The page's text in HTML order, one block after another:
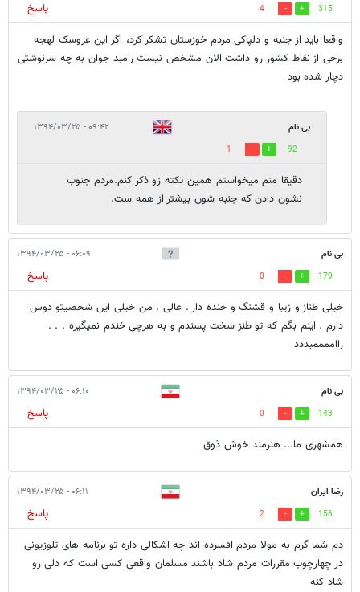
315
4
پاسخ
واقعا باید از جنبه و دلپاکی مردم خوزستان تشکر کرد، اگر این عروسک لهجه
برخی از نقاط کشور رو داشت الان مشخص نیست رامبد جوان به چه سرنوشتی
دچار شده بود
بی نام ۰۹:۴۲ - ۱۳۹۴/۰۳/۲۵
92
1
دقیقا منم میخواستم همین تکته زو ذکر کنم.مردم جنوب
نشون دادن که جنبه شون بیشتر از همه ست.
بی نام ۰۶:۰۹ - ۱۳۹۴/۰۳/۲۵
179
0
پاسخ
خیلی طناز و زیبا و قشنگ و خنده دار . عالی . من خیلی این شخصیتو دوس
دارم . اینم بگم که تو طنز سخت پسندم و به هرچی خندم نمیگیره . . .
رااممممبددد
بی نام ۰۶:۱۰ - ۱۳۹۴/۰۳/۲۵
143
0
پاسخ
همشهری ما... هنرمند خوش ذوق
رضا ایران ۰۶:۱۱ - ۱۳۹۴/۰۳/۲۵
156
2
پاسخ
دم شما گرم به مولا مردم افسرده اند چه اشکالی داره تو برنامه های تلوزیونی
در چهارچوب مقررات مردم شاد باشند مسلمان واقعی کسی است که دلی رو
شاد کنه